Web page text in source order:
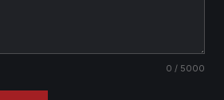
0 / 5000